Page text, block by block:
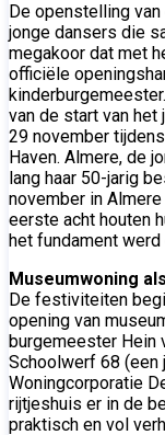
De openstelling
jonge dansers die
megakoor dat met
officiële
van de start van het
29 november
Haven. Almere, de
lang haar 50-jarig
november in
eerste acht houten
het fundament
Museumwoning
De festiviteiten
opening van
burgemeester Hein
Schoolwerf 68 (een
Woningcorporatie
rijtjeshuis er in de
praktisch en vol